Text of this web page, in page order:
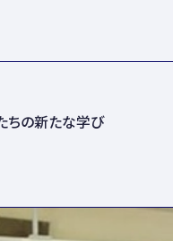
ちの新たな学び